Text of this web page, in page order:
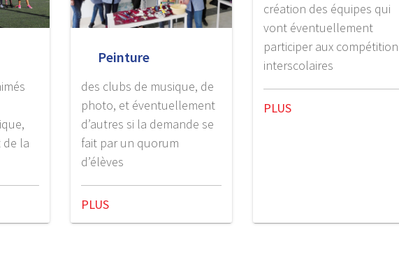
de la
Peinture
des clubs de musique, de
photo, et éventuellement
d’autres si la demande se
fait par un quorum
d’élèves
PLUS
création des équipes qui
vont éventuellement
participer aux
interscolaires
PLUS